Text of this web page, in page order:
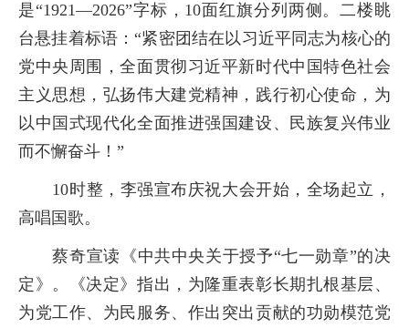
是“1921—2026”字标， 10面红旗分列两侧。二楼眺
台悬挂着标语：“紧密团结在以习近平同志为核心的
党中央周围，全面贯彻习近平新时代中国特色社会
主义思想，弘扬伟大建党精神，践行初心使命，为
以中国式现代化全面推进强国建设、民族复兴伟业
而不懈奋斗！”
10时整，李强宣布庆祝大会开始，全场起立，
高唱国歌。
蔡奇宣读《中共中央关于授予“七一勋章”的决
定》。《决定》指出，为隆重表彰长期扎根基层、
为党工作、为民服务、作出突出贡献的功勋模范党